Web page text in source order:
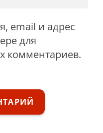
email и адрес
для
комментариев.